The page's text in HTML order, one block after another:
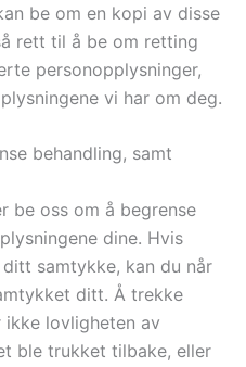
be om en kopi av disse
rett til å be om retting
personopplysninger,
vi har om deg.
behandling, samt
be oss om å begrense
dine. Hvis
samtykke, kan du når
ditt. Å trekke
lovligheten av
ble trukket tilbake, eller